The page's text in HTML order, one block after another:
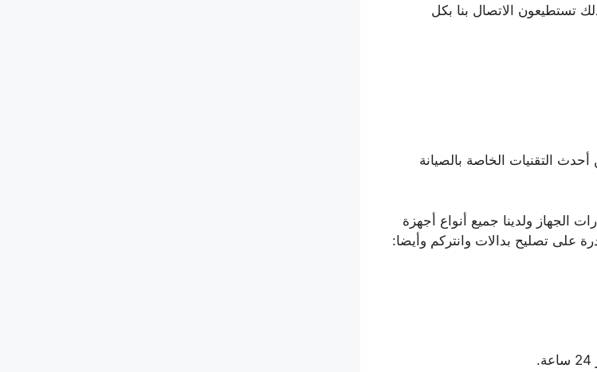
تستطيعون الاتصال بنا بكل
التقنيات الخاصة بالصيانة
الجهاز ولدينا جميع أنواع أجهزة
على تصليح بدالات وانتركم وأيضا: